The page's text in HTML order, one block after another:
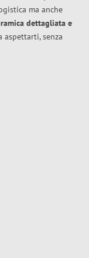
ma anche
dettagliata e
aspettarti, senza